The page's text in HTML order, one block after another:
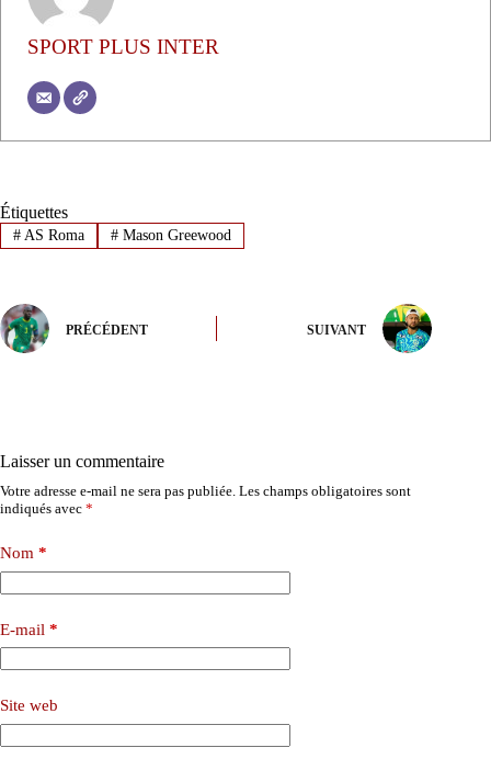
SPORT PLUS INTER
Étiquettes
#AS Roma #Mason Greewood
PRÉCÉDENT SUIVANT
Laisser un commentaire
Votre adresse e-mail ne sera pas publiée. Les champs obligatoires sont
indiqués avec *
Nom *
E-mail *
Site web